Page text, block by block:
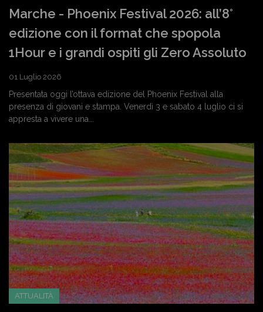
Marche - Phoenix Festival 2026: all’8°
edizione con il format che spopola
1Hour e i grandi ospiti gli Zero Assoluto
01 Luglio 2026
Presentata oggi l’ottava edizione del Phoenix Festival alla
presenza di giovani e stampa. Venerdì 3 e sabato 4 luglio ci si
appresta a vivere una...
ATTUALITÀ